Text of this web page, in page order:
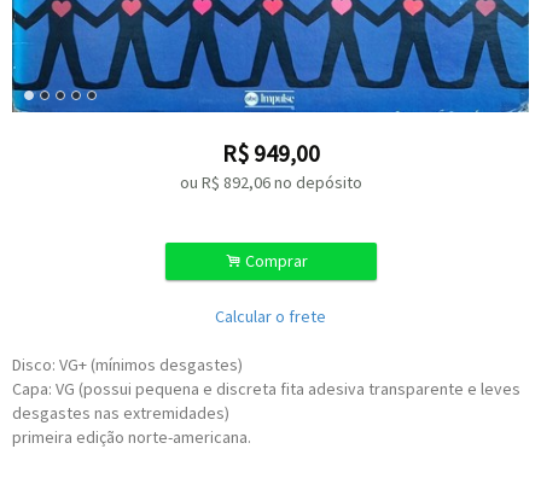
R$ 949,00
ou R$ 892,06no depósito
. Comprar
Calcular o frete
Disco: VG+ (mínimos desgastes)
Capa: VG (possui pequena e discreta fita adesiva transparente e leves
desgastes nas extremidades)
primeira edição norte-americana.